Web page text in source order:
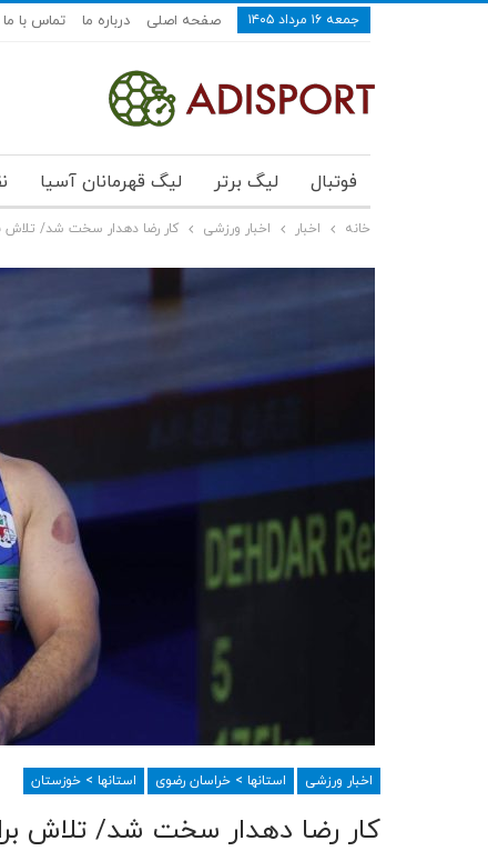
جمعه ۱۶ مرداد ۱۴۰۵ صفحه اصلی درباره ما تماس با ما
فوتبال لیگ برتر لیگ قهرمانان آسیا
خانه اخبار اخبار ورزشی کار رضا دهدار سخت شد/ تلاش
اخبار ورزشی استانها > خراسان رضوی استانها > خوزستان
کار رضا دهدار سخت شد/ تلاش